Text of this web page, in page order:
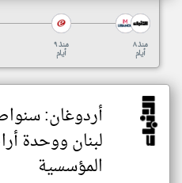
منذ ٩
أيام
منذ ٨
أيام
أردوغان:
لبنان ووحدة
المؤسسية